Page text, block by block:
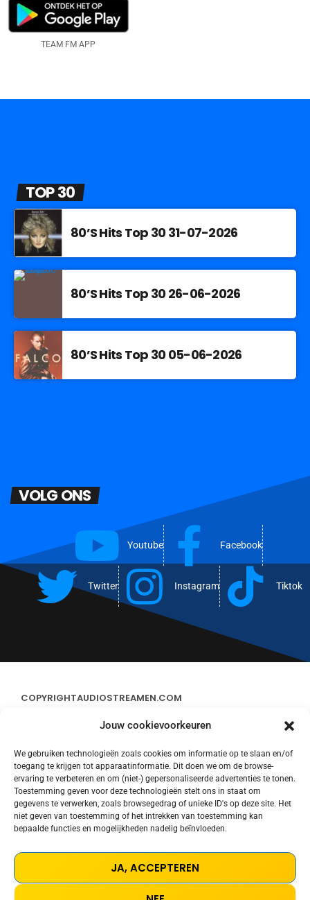
Jouw cookievoorkeuren
We gebruiken technologieën zoals cookies om informatie op te slaan en/of
toegang te krijgen tot apparaatinformatie. Dit doen we om de browse-
ervaring te verbeteren en om (niet-) gepersonaliseerde advertenties te tonen.
Toestemming geven voor deze technologieën stelt ons in staat om
gegevens te verwerken, zoals browsegedrag of unieke ID's op deze site. Het
niet geven van toestemming of het intrekken van toestemming kan
bepaalde functies en mogelijkheden nadelig beïnvloeden.
JA, ACCEPTEREN
TEAM FM APP
TOP 30
80’S Hits Top 30 31-07-2026
80’S Hits Top 30 26-06-2026
80’S Hits Top 30 05-06-2026
VOLG ONS
Youtube Facebook
Twitter Instagram Tiktok
COPYRIGHTAUDIOSTREAMEN.COM
CONTACT
STREAMS
COOKIE POLICY (EU)